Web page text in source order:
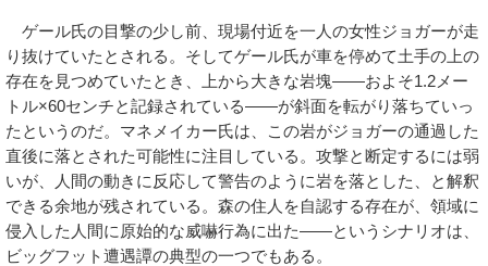
ゲール氏の目撃の少し前、現場付近を一人の女性ジョガーが走
り抜けていたとされる。そしてゲール氏が車を停めて土手の上の
存在を見つめていたとき、上から大きな岩塊——およそ1.2メー
トル×60センチと記録されている——が斜面を転がり落ちていっ
たというのだ。マネメイカー氏は、この岩がジョガーの通過した
直後に落とされた可能性に注目している。攻撃と断定するには弱
いが、人間の動きに反応して警告のように岩を落とした、と解釈
できる余地が残されている。森の住人を自認する存在が、領域に
侵入した人間に原始的な威嚇行為に出た——というシナリオは、
ビッグフット遭遇譚の典型の一つでもある。